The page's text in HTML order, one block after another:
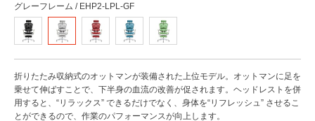
グレーフレーム / EHP2-LPL-GF
折りたたみ収納式のオットマンが装備された上位モデル。オットマンに足を
乗せて伸ばすことで、下半身の血流の改善が促されます。ヘッドレストを併
用すると、“リラックス” できるだけでなく、身体を“リフレッシュ” させるこ
とができるので、作業のパフォーマンスが向上します。